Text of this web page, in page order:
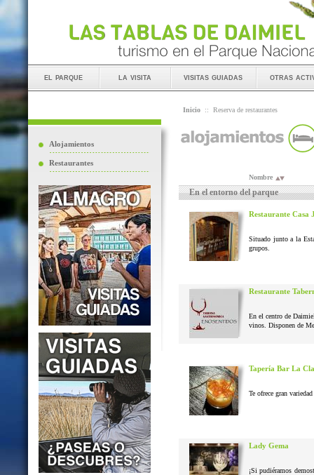
el parque la visita visitas guiadas otras
Alojamientos
Restaurantes
Inicio :: Reserva de restaurantes
Nombre
En el entorno del parque
Restaurante Casa
Situado junto a la
grupos.
Restaurante
En el centro de
vinos. Disponen de
Tapería Bar La
Te ofrece gran
Lady Gema
¡Si pudiéramos